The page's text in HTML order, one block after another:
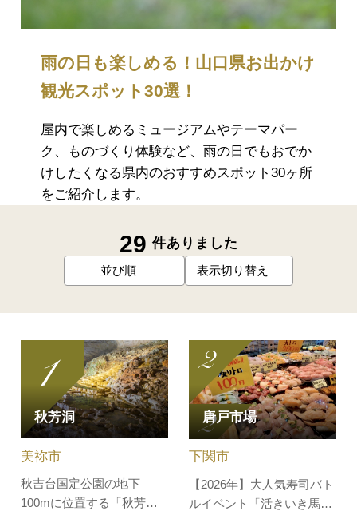
雨の日も楽しめる！山口県お出かけ
観光スポット30選！
屋内で楽しめるミュージアムやテーマパー
ク、ものづくり体験など、雨の日でもおでか
けしたくなる県内のおすすめスポット30ヶ所
をご紹介します。
29 件ありました
並び順 表示切り替え
秋芳洞
秋吉台国定公園の地下
100mに位置する「秋芳洞
美祢市
唐戸市場
【2026年】大人気寿司バト
ルイベント「活きいき馬関
下関市